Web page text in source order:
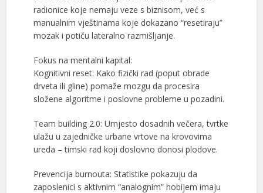
radionice koje nemaju veze s biznisom, već s
manualnim vještinama koje dokazano “resetiraju”
mozak i potiču lateralno razmišljanje.
Fokus na mentalni kapital:
Kognitivni reset: Kako fizički rad (poput obrade
drveta ili gline) pomaže mozgu da procesira
složene algoritme i poslovne probleme u pozadini.
Team building 2.0: Umjesto dosadnih večera, tvrtke
ulažu u zajedničke urbane vrtove na krovovima
ureda – timski rad koji doslovno donosi plodove.
Prevencija burnouta: Statistike pokazuju da
zaposlenici s aktivnim “analognim” hobijem imaju